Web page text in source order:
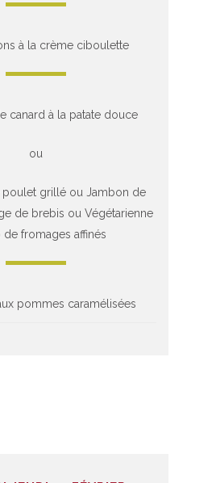
à la crème ciboulette
canard à la patate douce
ou
poulet grillé ou Jambon de
de brebis ou Végétarienne
de fromages affinés
pommes caramélisées